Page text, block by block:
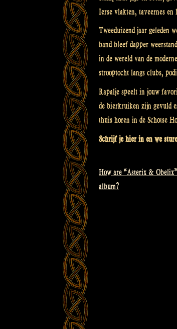
Ierse vlakten, taveernes en
Tweeduizend jaar geleden
band bleef dapper
in de wereld van de
strooptocht langs clubs,
Rapalje speelt in jouw
de bierkruiken zijn gevuld
thuis horen in de Schotse
Schrijf je hier in en we
Bericht
How are “Asterix & Obelix”
album?